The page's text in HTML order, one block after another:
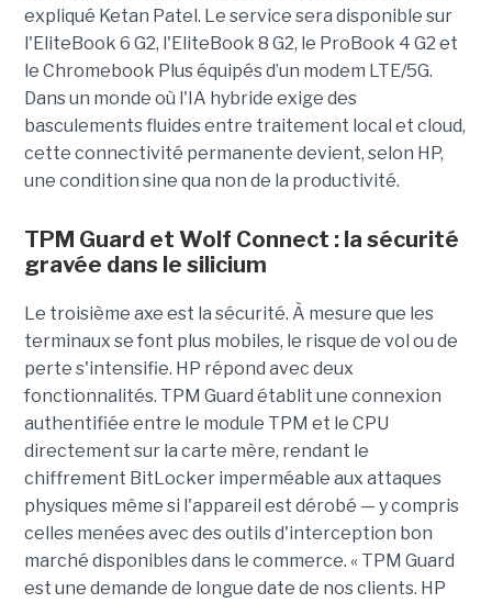
expliqué Ketan Patel. Le service sera disponible sur
l'EliteBook 6 G2, l'EliteBook 8 G2, le ProBook 4 G2 et
le Chromebook Plus équipés d’un modem LTE/5G.
Dans un monde où l'IA hybride exige des
basculements fluides entre traitement local et cloud,
cette connectivité permanente devient, selon HP,
une condition sine qua non de la productivité.
TPM Guard et Wolf Connect : la sécurité
gravée dans le silicium
Le troisième axe est la sécurité. À mesure que les
terminaux se font plus mobiles, le risque de vol ou de
perte s'intensifie. HP répond avec deux
fonctionnalités. TPM Guard établit une connexion
authentifiée entre le module TPM et le CPU
directement sur la carte mère, rendant le
chiffrement BitLocker imperméable aux attaques
physiques même si l'appareil est dérobé — y compris
celles menées avec des outils d'interception bon
marché disponibles dans le commerce. « TPM Guard
est une demande de longue date de nos clients. HP